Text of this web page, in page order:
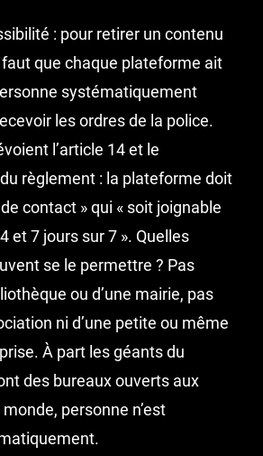
: pour retirer un contenu
que chaque plateforme ait
systématiquement
les ordres de la police.
l’article 14 et le
règlement : la plateforme doit
contact » qui « soit joignable
et 7 jours sur 7 ». Quelles
se le permettre ? Pas
ou d’une mairie, pas
ni d’une petite ou même
À part les géants du
des bureaux ouverts aux
personne n’est